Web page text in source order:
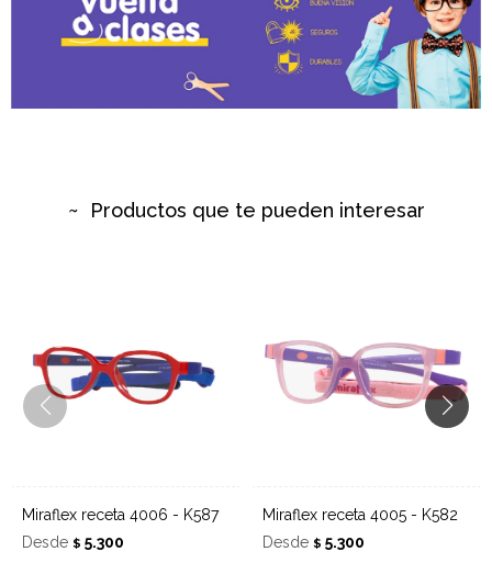
Productos que te pueden interesar
Miraflex receta 4006 - K587
Desde $ 5.300
Miraflex receta 4005 - K582
Desde $ 5.300